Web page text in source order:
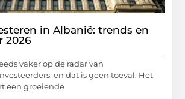
in Albanië: trends en
2026
vaker op de radar van
en dat is geen toeval. Het
een groeiende